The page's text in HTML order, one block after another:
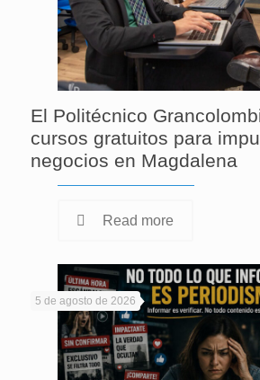
El Politécnico
cursos gratuitos para
negocios en Magdalena
Read more
5 de agosto de 2026